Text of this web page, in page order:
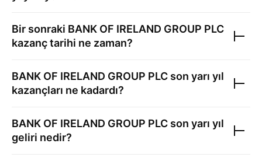
Bir sonraki BANK OF IRELAND GROUP PLC
kazanç tarihi ne zaman?
BANK OF IRELAND GROUP PLC son yarı yıl
kazançları ne kadardı?
BANK OF IRELAND GROUP PLC son yarı yıl
geliri nedir?